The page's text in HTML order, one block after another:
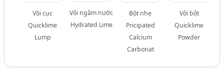
Vôi cục
Quicklime
Lump
Vôi ngâm nước
Hydrated Lime
Bột nhẹ
Pricipated
Calcium
Carbonat
Vôi bột
Quicklime
Powder